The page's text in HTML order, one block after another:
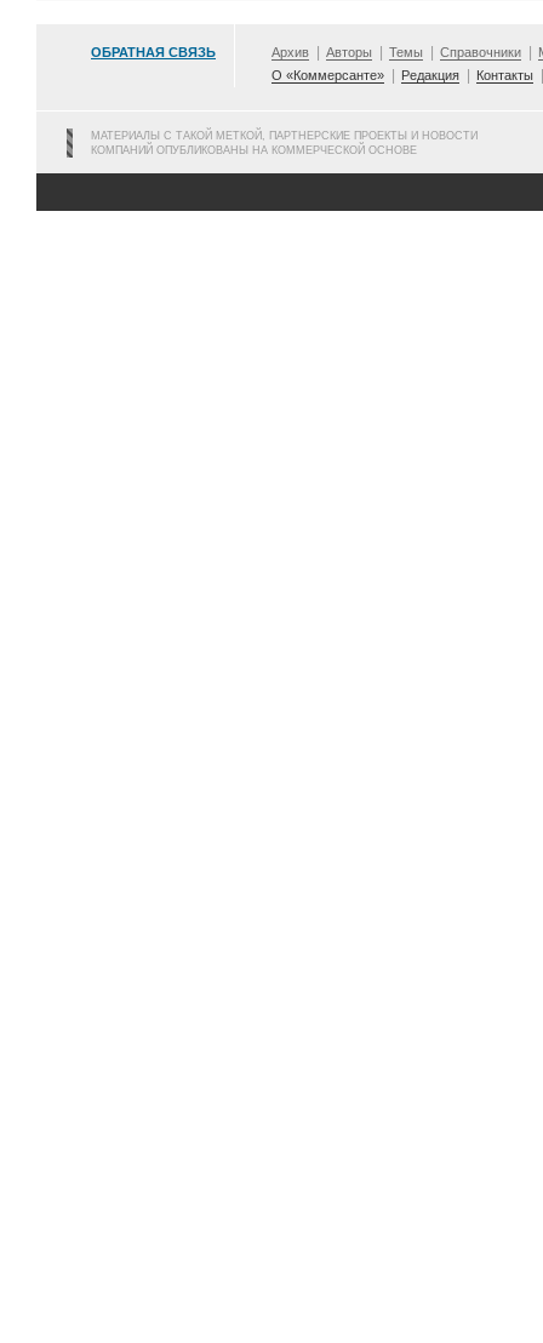
ОБРАТНАЯ СВЯЗЬ Архив Авторы Темы Справочники
О «Коммерсанте»
Редакция Контакты
МАТЕРИАЛЫ С ТАКОЙ МЕТКОЙ, ПАРТНЕРСКИЕ ПРОЕКТЫ И НОВОСТИ
КОМПАНИЙ ОПУБЛИКОВАНЫ НА КОММЕРЧЕСКОЙ ОСНОВЕ